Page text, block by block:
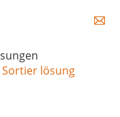

lösung